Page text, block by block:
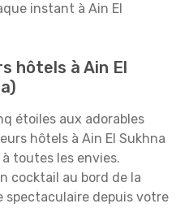
instant à Ain El
hôtels à Ain El
étoiles aux adorables
hôtels à Ain El Sukhna
toutes les envies.
cocktail au bord de la
spectaculaire depuis votre